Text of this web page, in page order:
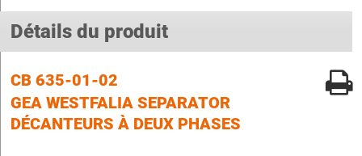
Détails du produit
CB 635-01-02
GEA WESTFALIA SEPARATOR
DÉCANTEURS À DEUX PHASES